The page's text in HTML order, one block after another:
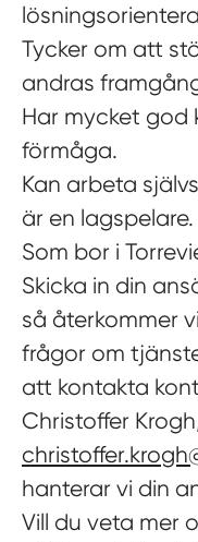
Tycker om att
andras
Har mycket god
förmåga.
Kan arbeta
är en lagspelare.
Som bor i
Skicka in din
så återkommer
frågor om
att kontakta
Christoffer
hanterar vi din
Vill du veta mer